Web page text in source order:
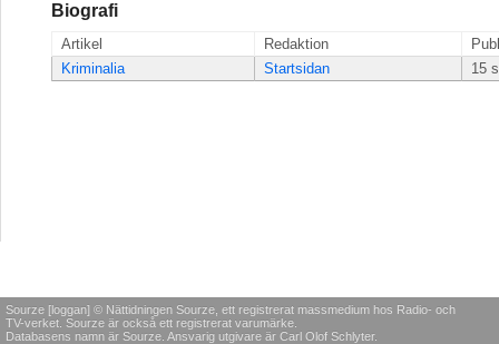
Biografi
Artikel Redaktion
Kriminalia
Startsidan 15
Sourze [loggan] © Nättidningen Sourze, ett registrerat massmedium hos Radio- och
TV-verket. Sourze är också ett registrerat varumärke.
Databasens namn är Sourze. Ansvarig utgivare är Carl Olof Schlyter.